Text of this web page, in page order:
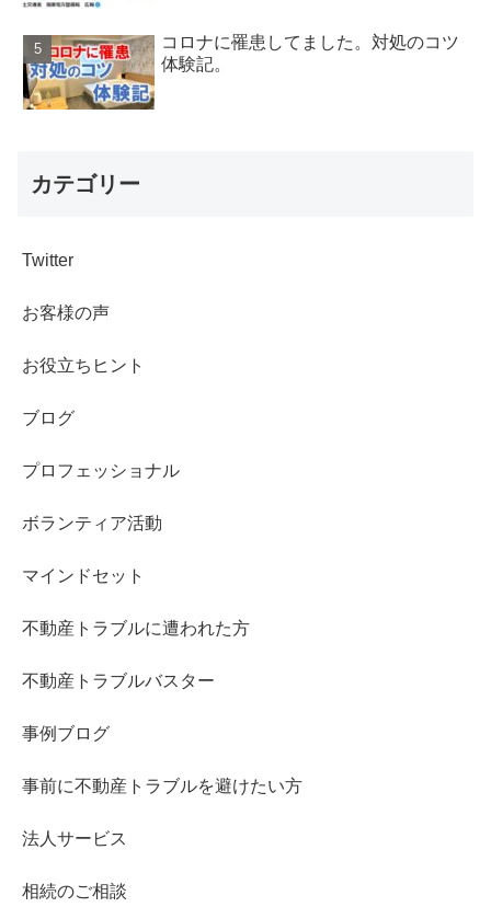
コロナに罹患してました。対処のコツ
体験記。
カテゴリー
Twitter
お客様の声
お役立ちヒント
ブログ
プロフェッショナル
ボランティア活動
マインドセット
不動産トラブルに遭われた方
不動産トラブルバスター
事例ブログ
事前に不動産トラブルを避けたい方
法人サービス
相続のご相談